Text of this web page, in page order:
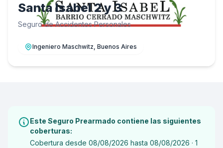
Santa Isabel 2 y 3
Seguro de Accidentes Personales
Ingeniero Maschwitz, Buenos Aires
Este Seguro Prearmado contiene las siguientes
coberturas:
Cobertura desde 08/08/2026 hasta 08/08/2026 · 1